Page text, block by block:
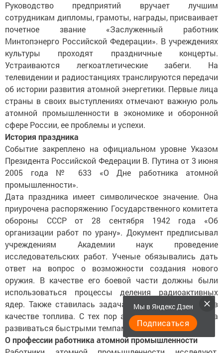
Руководство предприятий вручает лучшим
сотрудникам дипломы, грамоты, награды, присваивает
почетное звание «Заслуженный работник
Минтопэнерго Российской Федерации». В учреждениях
культуры проходят праздничные концерты.
Устраиваются легкоатлетические забеги. На
телевидении и радиостанциях транслируются передачи
об истории развития атомной энергетики. Первые лица
страны в своих выступлениях отмечают важную роль
атомной промышленности в экономике и оборонной
сфере России, ее проблемы и успехи.
История праздника
Событие закреплено на официальном уровне Указом
Президента Российской Федерации В. Путина от 3 июня
2005 года № 633 «О Дне работника атомной
промышленности».
Дата праздника имеет символическое значение. Она
приурочена распоряжению Государственного комитета
обороны СССР от 28 сентября 1942 года «Об
организации работ по урану». Документ предписывал
учреждениям Академии наук проведение
исследовательских работ. Ученые обязывались дать
ответ на вопрос о возможности создания нового
оружия. В качестве его боевой части должны были
использоваться процессы деления радиоактивных
ядер. Также ставилась задача о применении урана в
качестве топлива. С тех пор атомная отрасль начала
развиваться быстрыми темпами.
О профессии работника атомной промышленности
Мы в Яндекс Дзен
Подписаться